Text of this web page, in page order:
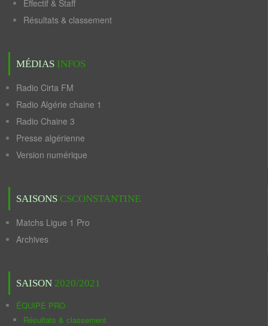
Effectif & Staff
Résultats & classement
MÉDIAS INFOS
Radio Cirta FM
Radio Algérie chaine 1
Radio Chaine 3
Presse algérienne
Version numérique
SAISONS CSCONSTANTINE
Matchs Ligue 1 Pro
Archives
SAISON 2020/2021
ÉQUIPE PRO
Résultats & classement